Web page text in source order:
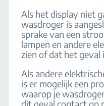
Als het display niet
wasdroger is
sprake van een
lampen en andere
zien of dat het geval
Als andere
is er mogelijk een
waarop je